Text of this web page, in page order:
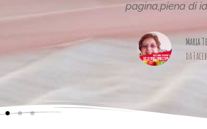
da Facebook